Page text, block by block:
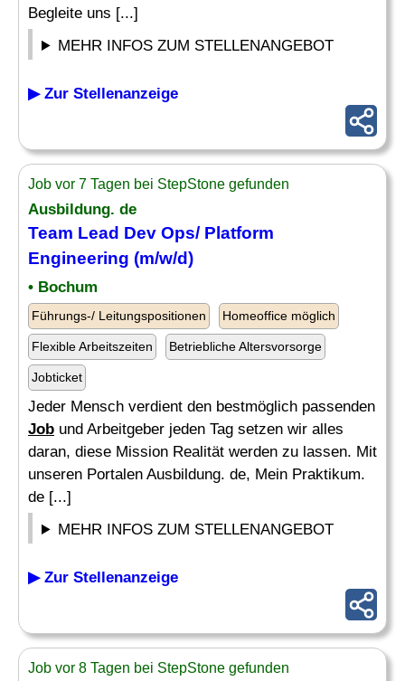
Begleite uns [...]
MEHR INFOS ZUM STELLENANGEBOT
▶ Zur Stellenanzeige
Job vor 7 Tagen bei StepStone gefunden
Ausbildung. de
Team Lead Dev Ops/ Platform
Engineering (m/w/d)
• Bochum
Führungs-/ Leitungspositionen Homeoffice möglich
Flexible Arbeitszeiten Betriebliche Altersvorsorge
Jobticket
Jeder Mensch verdient den bestmöglich passenden
Job und Arbeitgeber jeden Tag setzen wir alles
daran, diese Mission Realität werden zu lassen. Mit
unseren Portalen Ausbildung. de, Mein Praktikum.
de [...]
MEHR INFOS ZUM STELLENANGEBOT
▶ Zur Stellenanzeige
Job vor 8 Tagen bei StepStone gefunden